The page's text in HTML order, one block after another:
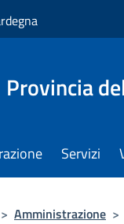
Provincia
Servizi
> Amministrazione >